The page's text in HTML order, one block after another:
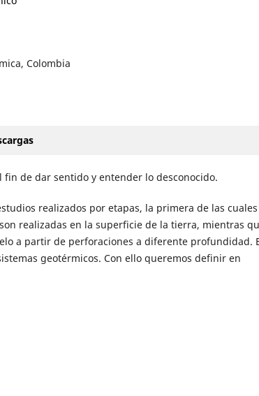
Colombia
de dar sentido y entender lo desconocido.
realizados por etapas, la primera de las cuales
realizadas en la superficie de la tierra, mientras
a partir de per­foraciones a diferente profundidad.
geotérmicos. Con ello queremos definir en